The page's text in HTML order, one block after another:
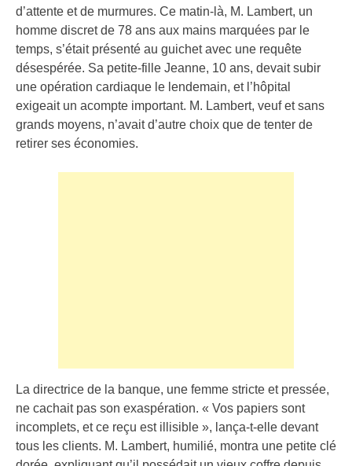
d’attente et de murmures. Ce matin-là, M. Lambert, un
homme discret de 78 ans aux mains marquées par le
temps, s’était présenté au guichet avec une requête
désespérée. Sa petite-fille Jeanne, 10 ans, devait subir
une opération cardiaque le lendemain, et l’hôpital
exigeait un acompte important. M. Lambert, veuf et sans
grands moyens, n’avait d’autre choix que de tenter de
retirer ses économies.
La directrice de la banque, une femme stricte et pressée,
ne cachait pas son exaspération. « Vos papiers sont
incomplets, et ce reçu est illisible », lança-t-elle devant
tous les clients. M. Lambert, humilié, montra une petite clé